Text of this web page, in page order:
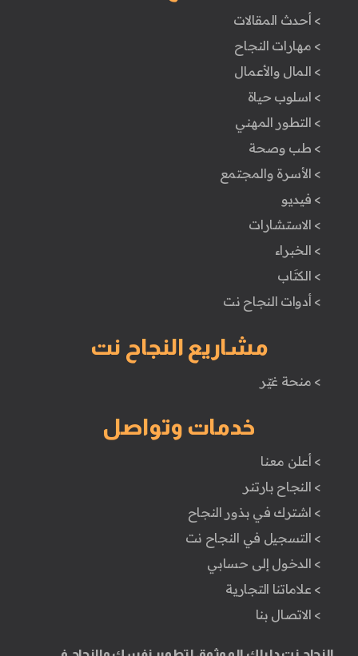
> أحدث المقالات
> مهارات النجاح
> المال والأعمال
> اسلوب حياة
> التطور المهني
> طب وصحة
> الأسرة والمجتمع
> فيديو
> الاستشارات
> الخبراء
> الكتَاب
> أدوات النجاح نت
مشاريع النجاح نت
> منحة غيّر
خدمات وتواصل
> أعلن معنا
> النجاح بارتنر
> اشترك في بذور النجاح
> التسجيل في النجاح نت
> الدخول إلى حسابي
> علاماتنا التجارية
> الاتصال بنا